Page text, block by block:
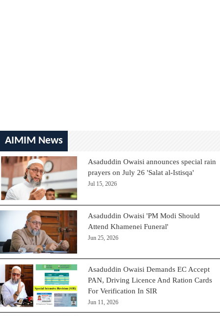
AIMIM News
Asaduddin Owaisi announces special rain
prayers on July 26 'Salat al-Istisqa'
Jul 15, 2026
Asaduddin Owaisi 'PM Modi Should
Attend Khamenei Funeral'
Jun 25, 2026
Asaduddin Owaisi Demands EC Accept
PAN, Driving Licence And Ration Cards
For Verification In SIR
Jun 11, 2026